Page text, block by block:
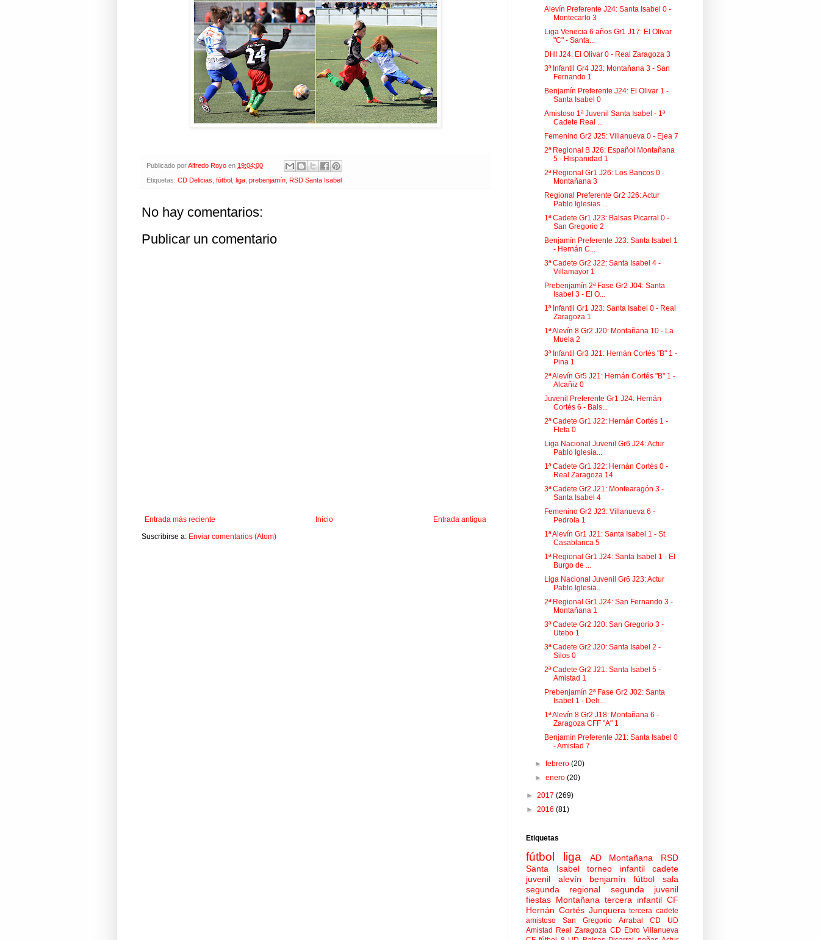
Publicado porAlfredo Royo en 19:04:00
Etiquetas: CD Delicias fútbol liga prebenjamín RSD Santa Isabel
No hay comentarios:
Publicar un comentario
Entrada más reciente Entrada antigua
Inicio
Suscribirse a: Enviar comentarios (Atom)
Alevín Preferente J24: Santa Isabel 0 -
Montecarlo 3
Liga Venecia 6 años Gr1 J17: El Olivar
"C" - Santa...
DHI J24: El Olivar 0 - Real Zaragoza 3
3ª Infantil Gr4 J23: Montañana 3 - San
Fernando 1
Benjamín Preferente J24: El Olivar 1 -
Santa Isabel 0
Amistoso 1ª Juvenil Santa Isabel - 1ª
Cadete Real ...
Femenino Gr2 J25: Villanueva 0 - Ejea 7
2ª Regional B J26: Español Montañana
5 - Hispanidad 1
2ª Regional Gr1 J26: Los Bancos 0 -
Montañana 3
Regional Preferente Gr2 J26: Actur
Pablo Iglesias ...
1ª Cadete Gr1 J23: Balsas Picarral 0 -
San Gregorio 2
Benjamín Preferente J23: Santa Isabel 1
- Hernán C...
3ª Cadete Gr2 J22: Santa Isabel 4 -
Villamayor 1
Prebenjamín 2ª Fase Gr2 J04: Santa
Isabel 3 - El O...
1ª Infantil Gr1 J23: Santa Isabel 0 - Real
Zaragoza 1
1ª Alevín 8 Gr2 J20: Montañana 10 - La
Muela 2
3ª Infantil Gr3 J21: Hernán Cortés "B" 1 -
Pina 1
2ª Alevín Gr5 J21: Hernán Cortés "B" 1 -
Alcañiz 0
Juvenil Preferente Gr1 J24: Hernán
Cortés 6 - Bals...
2ª Cadete Gr1 J22: Hernán Cortés 1 -
Fleta 0
Liga Nacional Juvenil Gr6 J24: Actur
Pablo Iglesia...
1ª Cadete Gr1 J22: Hernán Cortés 0 -
Real Zaragoza 14
3ª Cadete Gr2 J21: Montearagón 3 -
Santa Isabel 4
Femenino Gr2 J23: Villanueva 6 -
Pedrola 1
1ª Alevín Gr1 J21: Santa Isabel 1 - St.
Casablanca 5
1ª Regional Gr1 J24: Santa Isabel 1 - El
Burgo de ...
Liga Nacional Juvenil Gr6 J23: Actur
Pablo Iglesia...
2ª Regional Gr1 J24: San Fernando 3 -
Montañana 1
3ª Cadete Gr2 J20: San Gregorio 3 -
Utebo 1
3ª Cadete Gr2 J20: Santa Isabel 2 -
Silos 0
2ª Cadete Gr2 J21: Santa Isabel 5 -
Amistad 1
Prebenjamín 2ª Fase Gr2 J02: Santa
Isabel 1 - Deli...
1ª Alevín 8 Gr2 J18: Montañana 6 -
Zaragoza CFF "A" 1
Benjamín Preferente J21: Santa Isabel 0
- Amistad 7
►febrero(20)
►enero(20)
► 2017 (269)
► 2016 (81)
Etiquetas
fútbol liga AD Montañana
RSD
Santa Isabel
torneo infantil
cadete
juvenil
alevín benjamín
fútbol sala
segunda regional
segunda juvenil
fiestas Montañana tercera infantil CF
Hernán Cortés Junquera tercera cadete
amistoso
San Gregorio Arrabal CD
UD
Amistad
Real Zaragoza CD Ebro Villanueva